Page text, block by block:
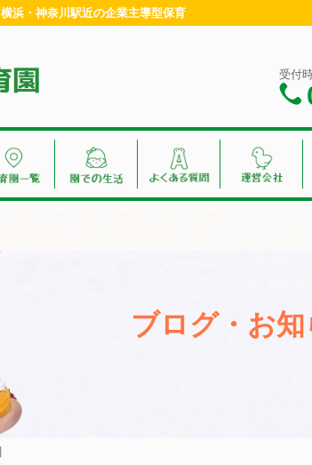
浜・神奈川駅近の企業主導型保育
受付
ブログ・お